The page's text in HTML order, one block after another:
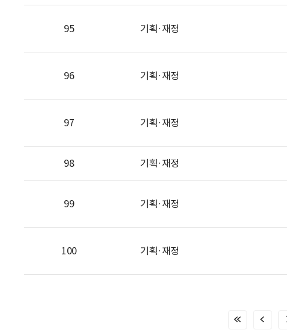
95 기획·재정
96 기획·재정
97 기획·재정
98 기획·재정
99 기획·재정
100 기획·재정
처
이